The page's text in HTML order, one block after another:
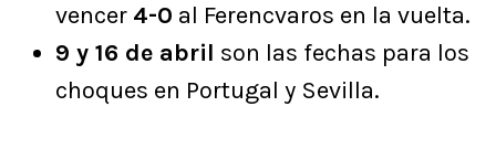
vencer 4-0 al Ferencvaros en la vuelta.
9 y 16 de abril son las fechas para los
choques en Portugal y Sevilla.